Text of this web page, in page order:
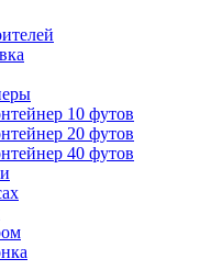
10 футов
20 футов
40 футов